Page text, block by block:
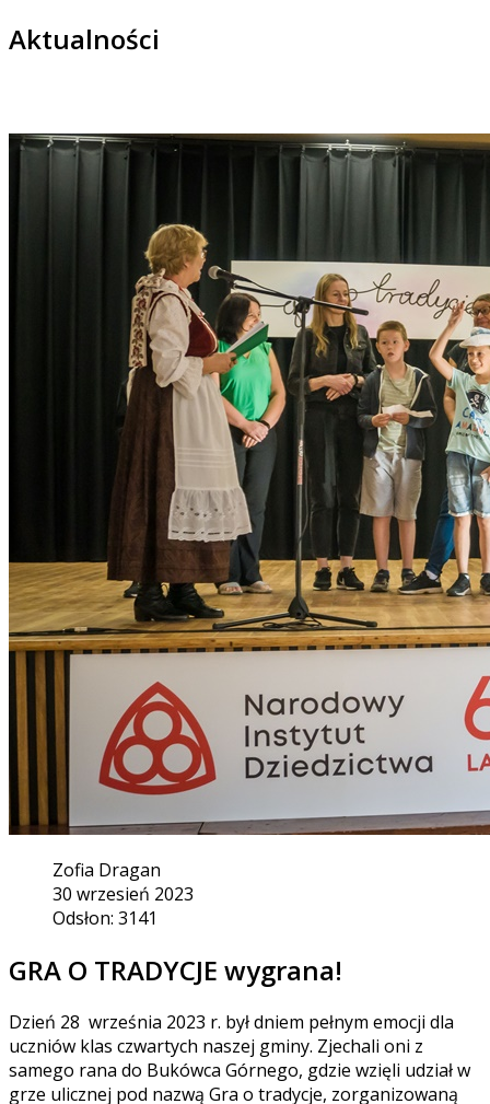
Aktualności
Zofia Dragan
30 wrzesień 2023
Odsłon: 3141
GRA O TRADYCJE wygrana!
Dzień 28 września 2023 r. był dniem pełnym emocji dla
uczniów klas czwartych naszej gminy. Zjechali oni z
samego rana do Bukówca Górnego, gdzie wzięli udział w
grze ulicznej pod nazwą Gra o tradycje, zorganizowaną